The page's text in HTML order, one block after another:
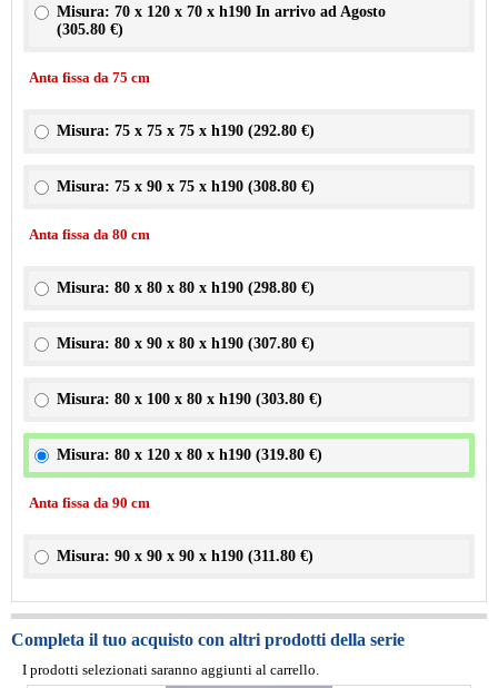
Misura: 70 x 120 x 70 x h190 In arrivo ad Agosto
(305.80 €)
Anta fissa da 75 cm
Misura: 75 x 75 x 75 x h190 (292.80 €)
Misura: 75 x 90 x 75 x h190 (308.80 €)
Anta fissa da 80 cm
Misura: 80 x 80 x 80 x h190 (298.80 €)
Misura: 80 x 90 x 80 x h190 (307.80 €)
Misura: 80 x 100 x 80 x h190 (303.80 €)
Misura: 80 x 120 x 80 x h190 (319.80 €)
Anta fissa da 90 cm
Misura: 90 x 90 x 90 x h190 (311.80 €)
Completa il tuo acquisto con altri prodotti della serie
I prodotti selezionati saranno aggiunti al carrello.